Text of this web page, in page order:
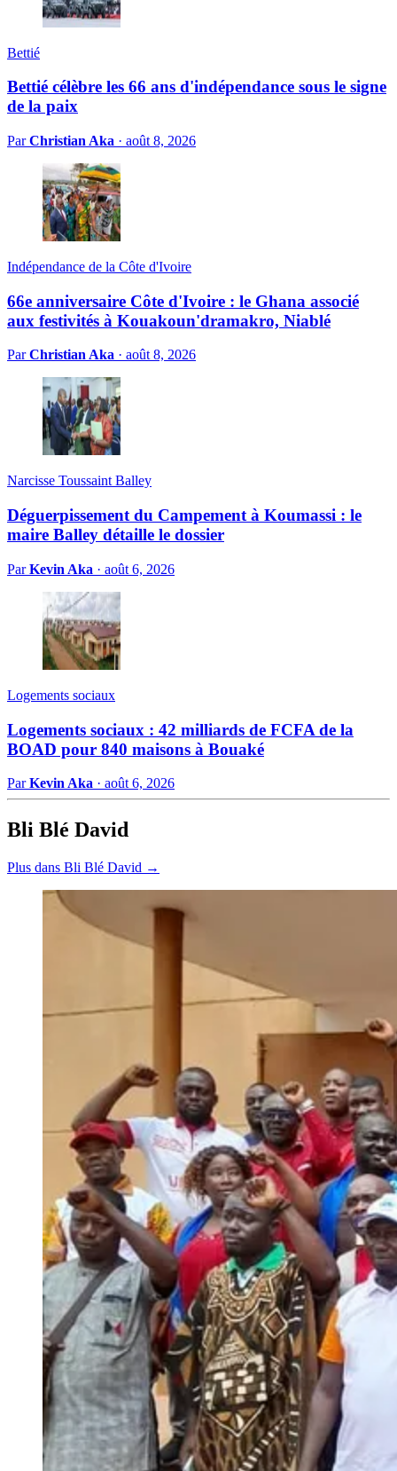
Bettié
Bettié célèbre les 66 ans d'indépendance sous le signe
de la paix
ParChristian Aka · août 8, 2026
Indépendance de la Côte d'Ivoire
66e anniversaire Côte d'Ivoire : le Ghana associé
aux festivités à Kouakoun'dramakro, Niablé
ParChristian Aka · août 8, 2026
Narcisse Toussaint Balley
Déguerpissement du Campement à Koumassi : le
maire Balley détaille le dossier
ParKevin Aka · août 6, 2026
Logements sociaux
Logements sociaux : 42 milliards de FCFA de la
BOAD pour 840 maisons à Bouaké
ParKevin Aka · août 6, 2026
Bli Blé David
Plus dans Bli Blé David →